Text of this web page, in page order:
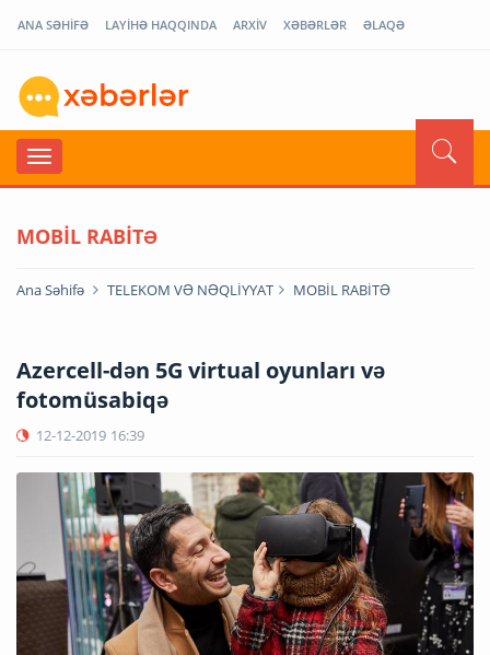
ANA SƏHİFƏ LAYİHƏ HAQQINDA ARXİV XƏBƏRLƏR ƏLAQƏ
MOBİL RABİTƏ
Ana Səhifə TELEKOM VƏ NƏQLİYYAT MOBİL RABİTƏ
Azercell-dən 5G virtual oyunları və
fotomüsabiqə
12-12-2019 16:39